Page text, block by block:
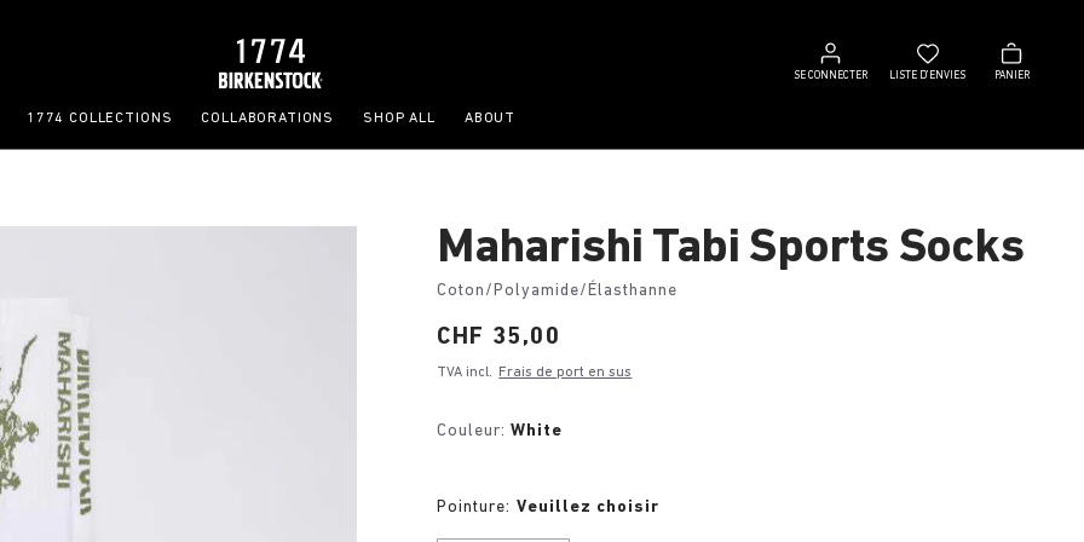
SE CONNECTER
connecter
LISTE D’ENVIES
Liste
d’envies
PANIER
Panier
1774 COLLECTIONS COLLABORATIONS SHOP ALL ABOUT
Maharishi Tabi Sports Socks
Coton/Polyamide/Élasthanne
Price:
CHF 35,00
TVA incl. Frais de port en sus
Couleur:White
Pointure: Veuillez choisir